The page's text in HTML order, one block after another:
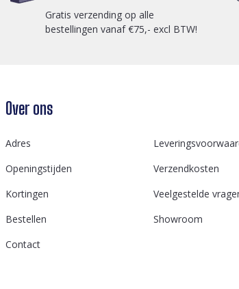
Gratis verzending op alle
bestellingen vanaf €75,- excl BTW!
Over ons
Adres
Openingstijden
Verzendkosten
Kortingen
Veelgestelde
Bestellen
Showroom
Contact